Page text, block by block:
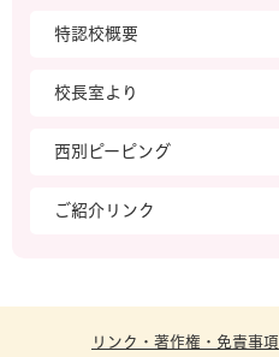
特認校概要
校長室より
西別ピーピング
ご紹介リンク
リンク・著作権・免責事項